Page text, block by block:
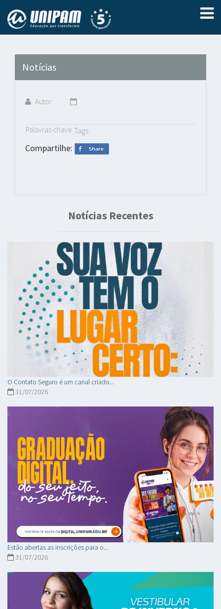
Notícias
Autor:
Palavras-chave: Tags:
Compartilhe:
Notícias Recentes
O Contato Seguro é um canal criado...
31/07/2026
Estão abertas as inscrições para o...
31/07/2026